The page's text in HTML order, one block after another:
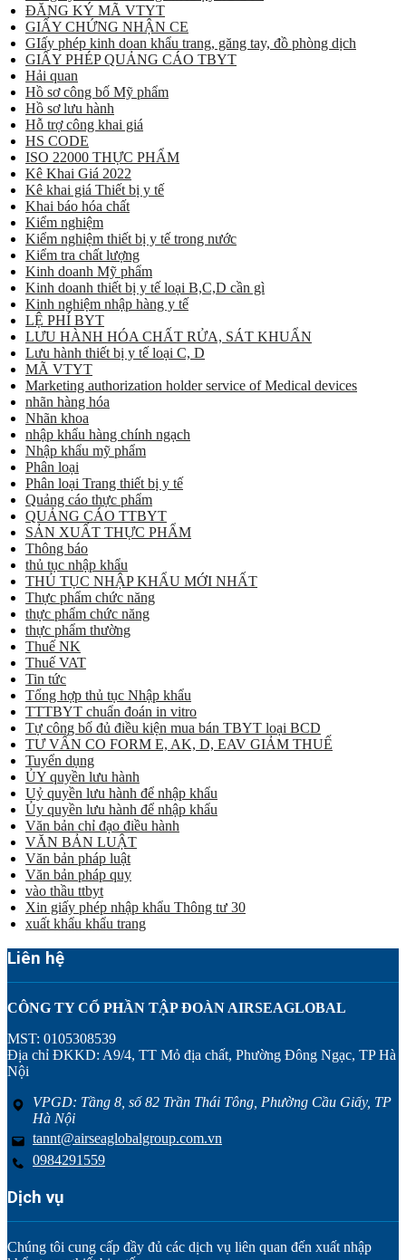
ĐĂNG KÝ MÃ VTYT
GIẤY CHỨNG NHẬN CE
GIấy phép kinh doan khẩu trang, găng tay, đồ phòng dịch
GIẤY PHÉP QUẢNG CÁO TBYT
Hải quan
Hồ sơ công bố Mỹ phẩm
Hồ sơ lưu hành
Hỗ trợ công khai giá
HS CODE
ISO 22000 THỰC PHẨM
Kê Khai Giá 2022
Kê khai giá Thiết bị y tế
Khai báo hóa chất
Kiểm nghiệm
Kiểm nghiệm thiết bị y tế trong nước
Kiểm tra chất lượng
Kinh doanh Mỹ phẩm
Kinh doanh thiết bị y tế loại B,C,D cần gì
Kinh nghiệm nhập hàng y tế
LỆ PHÍ BYT
LƯU HÀNH HÓA CHẤT RỬA, SÁT KHUẨN
Lưu hành thiết bị y tế loại C, D
MÃ VTYT
Marketing authorization holder service of Medical devices
nhãn hàng hóa
Nhãn khoa
nhập khẩu hàng chính ngạch
Nhập khẩu mỹ phẩm
Phân loại
Phân loại Trang thiết bị y tế
Quảng cáo thực phẩm
QUẢNG CÁO TTBYT
SẢN XUẤT THỰC PHẨM
Thông báo
thủ tục nhập khẩu
THỦ TỤC NHẬP KHẨU MỚI NHẤT
Thực phẩm chức năng
thực phẩm chức năng
thực phẩm thường
Thuế NK
Thuế VAT
Tin tức
Tổng hợp thủ tục Nhập khẩu
TTTBYT chuẩn đoán in vitro
Tự công bố đủ điều kiện mua bán TBYT loại BCD
TƯ VẤN CO FORM E, AK, D, EAV GIẢM THUẾ
Tuyển dụng
ỦY quyền lưu hành
Uỷ quyền lưu hành để nhập khẩu
Ủy quyền lưu hành để nhập khẩu
Văn bản chỉ đạo điều hành
VĂN BẢN LUẬT
Văn bản pháp luật
Văn bản pháp quy
vào thầu ttbyt
Xin giấy phép nhập khẩu Thông tư 30
xuất khẩu khẩu trang
Liên hệ
CÔNG TY CỔ PHẦN TẬP ĐOÀN AIRSEAGLOBAL
MST: 0105308539
Địa chỉ ĐKKD: A9/4, TT Mỏ địa chất, Phường Đông Ngạc, TP Hà
Nội
VPGD: Tầng 8, số 82 Trần Thái Tông, Phường Cầu Giấy, TP
Hà Nội
tannt@airseaglobalgroup.com.vn
0984291559
Dịch vụ
Chúng tôi cung cấp đầy đủ các dịch vụ liên quan đến xuất nhập